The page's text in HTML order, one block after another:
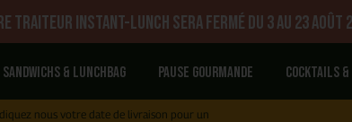
traiteur Instant-Lunch sera fermé du 3 au 23 août
Sandwichs & Lunchbag Pause gourmande Cocktails
nous votre date de livraison pour un